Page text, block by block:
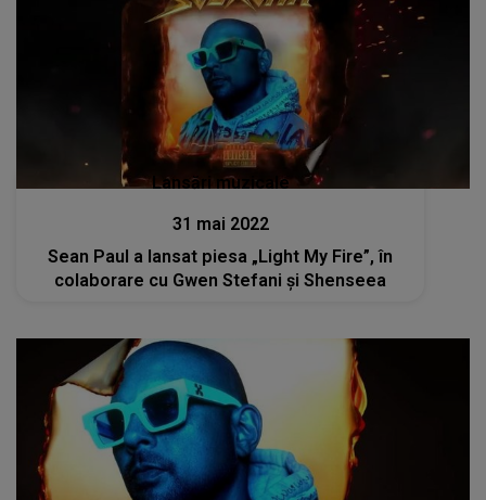
Lansări muzicale
31 mai 2022
Sean Paul a lansat piesa „Light My Fire”, în
colaborare cu Gwen Stefani și Shenseea